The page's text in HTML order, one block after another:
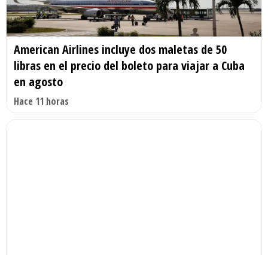
American Airlines incluye dos maletas de 50
libras en el precio del boleto para viajar a Cuba
en agosto
Hace 11 horas